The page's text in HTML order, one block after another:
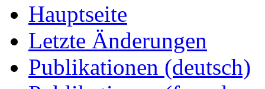
Hauptseite
Letzte Änderungen
Publikationen (deutsch)